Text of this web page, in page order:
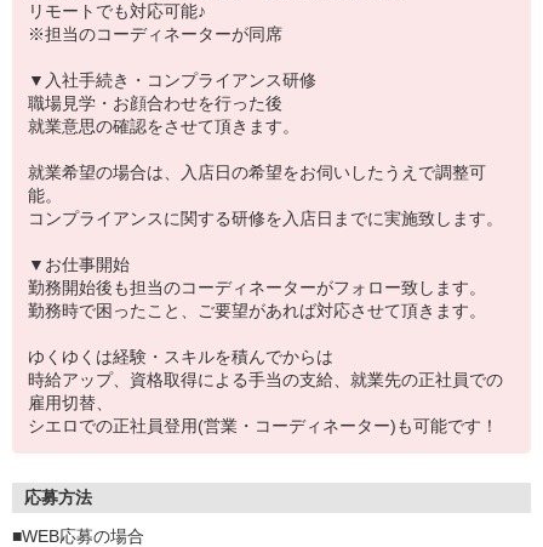
リモートでも対応可能♪
※担当のコーディネーターが同席
▼入社手続き・コンプライアンス研修
職場見学・お顔合わせを行った後
就業意思の確認をさせて頂きます。
就業希望の場合は、入店日の希望をお伺いしたうえで調整可
能。
コンプライアンスに関する研修を入店日までに実施致します。
▼お仕事開始
勤務開始後も担当のコーディネーターがフォロー致します。
勤務時で困ったこと、ご要望があれば対応させて頂きます。
ゆくゆくは経験・スキルを積んでからは
時給アップ、資格取得による手当の支給、就業先の正社員での
雇用切替、
シエロでの正社員登用(営業・コーディネーター)も可能です！
応募方法
■WEB応募の場合